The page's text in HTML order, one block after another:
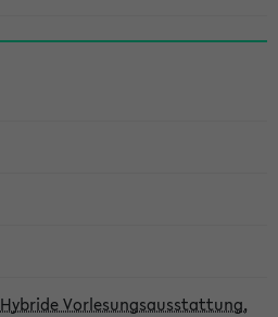
Vorlesungsausstattung,